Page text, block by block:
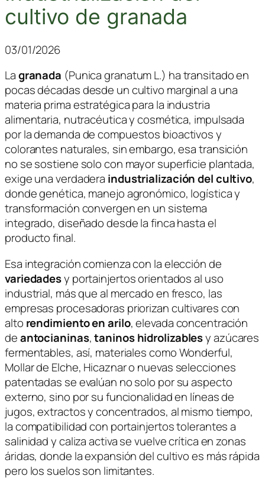
cultivo de granada
03/01/2026
Lagranada (Punica granatum L.) ha transitado en
pocas décadas desde un cultivo marginal a una
materia prima estratégica para la industria
alimentaria, nutracéutica y cosmética, impulsada
por la demanda de compuestos bioactivos y
colorantes naturales, sin embargo, esa transición
no se sostiene solo con mayor superficie plantada,
exige una verdadera industrialización del cultivo,
donde genética, manejo agronómico, logística y
transformación convergen en un sistema
integrado, diseñado desde la finca hasta el
producto final.
Esa integración comienza con la elección de
variedadesy portainjertos orientados al uso
industrial, más que al mercado en fresco, las
empresas procesadoras priorizan cultivares con
alto rendimiento en arilo, elevada concentración
deantocianinas,taninos hidrolizablesy azúcares
fermentables, así, materiales comoWonderful,
Mollar de Elche, Hicaznaro nuevas selecciones
patentadas se evalúan no solo por su aspecto
externo, sino por su funcionalidad en líneas de
jugos, extractos y concentrados, al mismo tiempo,
la compatibilidad con portainjertos tolerantes a
salinidad y caliza activa se vuelve crítica en zonas
áridas, donde la expansión del cultivo es más rápida
pero los suelos son limitantes.